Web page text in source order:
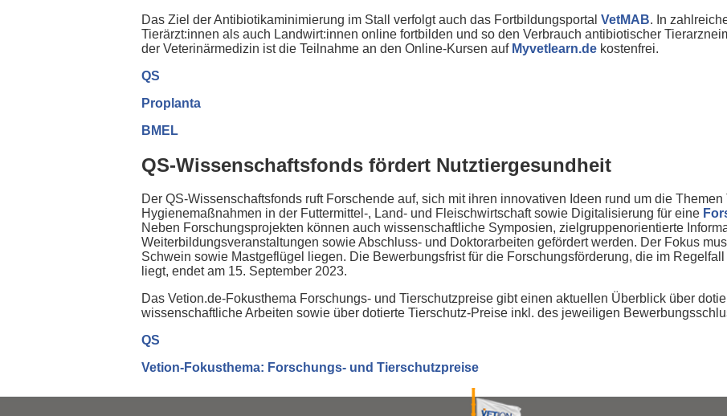
Das Ziel der Antibiotikaminimierung im Stall verfolgt auch das Fortbildungsportal VetMAB. In
Tierärzt:innen als auch Landwirt:innen online fortbilden und so den Verbrauch antibiotischer
der Veterinärmedizin ist die Teilnahme an den Online-Kursen auf Myvetlearn.de kostenfrei.
QS
Proplanta
BMEL
QS-Wissenschaftsfonds fördert Nutztiergesundheit
Der QS-Wissenschaftsfonds ruft Forschende auf, sich mit ihren innovativen Ideen rund um die
Hygienemaßnahmen in der Futtermittel-, Land- und Fleischwirtschaft sowie Digitalisierung für eine
Neben Forschungsprojekten können auch wissenschaftliche Symposien, zielgruppenorientierte
Weiterbildungsveranstaltungen sowie Abschluss- und Doktorarbeiten gefördert werden. Der Fokus
Schwein sowie Mastgeflügel liegen. Die Bewerbungsfrist für die Forschungsförderung, die im
liegt, endet am 15. September 2023.
Das Vetion.de-Fokusthema Forschungs- und Tierschutzpreise gibt einen aktuellen Überblick über
wissenschaftliche Arbeiten sowie über dotierte Tierschutz-Preise inkl. des jeweiligen
QS
Vetion-Fokusthema: Forschungs- und Tierschutzpreise